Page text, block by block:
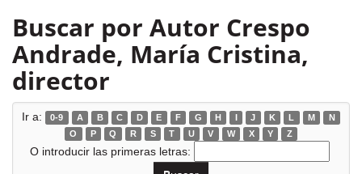
Buscar por Autor Crespo
Andrade, María Cristina,
director
Ir a: 0-9 A B C D E F G H I J K L M
N
O
P Q R S T U V W X Y Z
O introducir las primeras letras: